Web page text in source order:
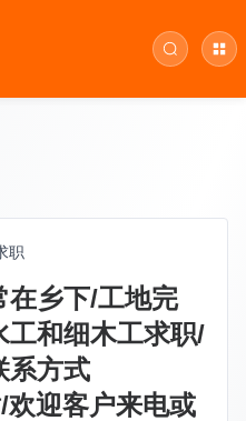
职
在乡下/工地完
工和细木工求职/
系方式
欢迎客户来电或